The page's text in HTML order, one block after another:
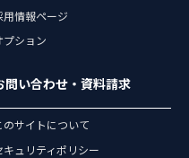
用情報ページ
プション
問い合わせ・資料請求
のサイトについて
キュリティポリシー